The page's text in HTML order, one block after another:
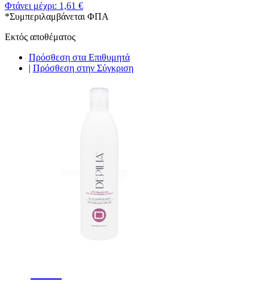
Φτάνει μέχρι: 1,61 €
*Συμπεριλαμβάνεται ΦΠΑ
Εκτός αποθέματος
Πρόσθεση στα Επιθυμητά
| Πρόσθεση στην Σύγκριση